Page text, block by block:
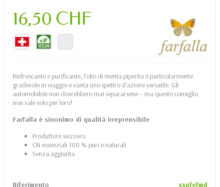
16,50 CHF
Rinfrescante e purificante, l'olio di menta piperita è particolarmente
gradevole in viaggio e vanta uno spettro d'azione versatile. Gli
automobilisti non dovrebbero mai separarsene – ma questo consiglio
non vale solo per loro!
Farfalla è sinonimo di qualità irreprensibile
Produttore svizzero
Oli essenziali 100 % puri e naturali
Senza aggiunta.
Riferimento xxpfefmd